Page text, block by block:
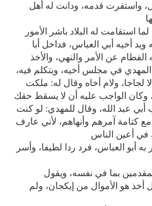
واستقرت قدمه، ودانت له أهل
استقامت له البلاد باشر الأمور
أخيه أبي العباس، فداخل أبا
عن الأمر والنهي، والأخذ
في مجلس أخيه، ويتكلم فيه،
لجاجا، ولام أخاه وقال له: ملكت
وكان الواجب عليه أن لا يسقط حقك
عبد الله، وقال للمهدي: لو كنت
آمرهم وأنهاهم، لأني عارف
في أعين الناس
أبو العباس، فرد ردا لطيفا، وأسر
بما في نفسه، ويقول
أخذ هو الأموال من إيكجان، ولم